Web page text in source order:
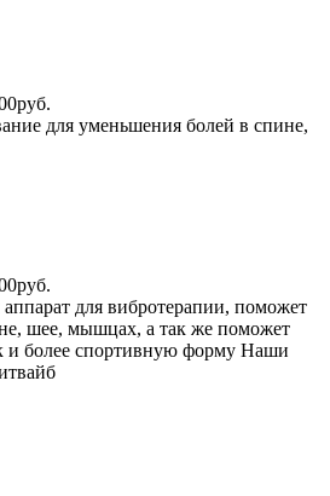
для уменьшения болей в спине,
для вибротерапии, поможет
шее, мышцах, а так же поможет
и более спортивную форму Наши